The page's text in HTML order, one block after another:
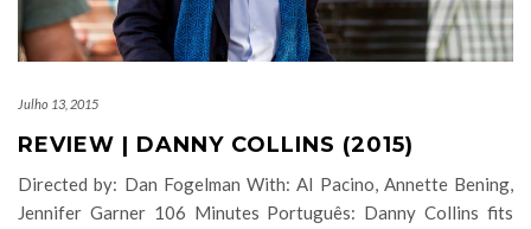
Julho 13, 2015
REVIEW | DANNY COLLINS (2015)
Directed by: Dan Fogelman With: Al Pacino, Annette Bening,
Jennifer Garner 106 Minutes Português: Danny Collins fits